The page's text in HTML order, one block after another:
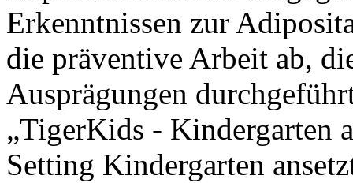
Erkenntnissen zur
die präventive Arbeit ab,
Ausprägungen
„TigerKids - Kindergarten
Setting Kindergarten